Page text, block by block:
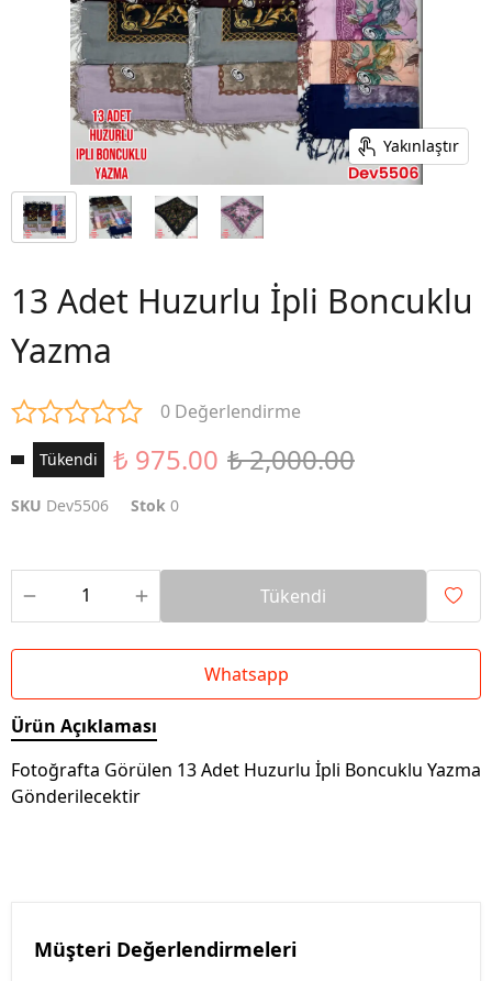
Yakınlaştır
13 Adet Huzurlu İpli Boncuklu
Yazma
0 Değerlendirme
Tükendi ₺ 975.00 ₺ 2,000.00
SKU Dev5506 Stok 0
Tükendi
Whatsapp
Ürün Açıklaması
Fotoğrafta Görülen 13 Adet Huzurlu İpli Boncuklu Yazma
Gönderilecektir
Müşteri Değerlendirmeleri